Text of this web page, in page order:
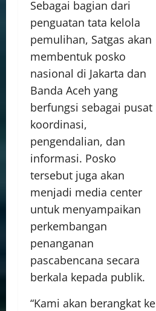
Sebagai bagian dari
penguatan tata kelola
pemulihan, Satgas akan
membentuk posko
nasional di Jakarta dan
Banda Aceh yang
berfungsi sebagai pusat
koordinasi,
pengendalian, dan
informasi. Posko
tersebut juga akan
menjadi media center
untuk menyampaikan
perkembangan
penanganan
pascabencana secara
berkala kepada publik.
“Kami akan berangkat ke